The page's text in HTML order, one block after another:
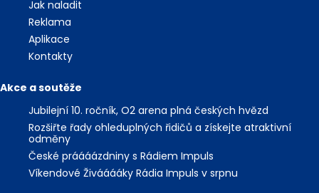
Jak naladit
Reklama
Aplikace
Kontakty
Akce a soutěže
Jubilejní 10. ročník, O2 arena plná českých hvězd
Rozšiřte řady ohleduplných řidičů a získejte atraktivní
odměny
České práááázdniny s Rádiem Impuls
Víkendové Živááááky Rádia Impuls v srpnu